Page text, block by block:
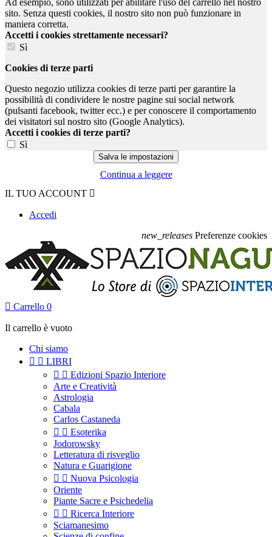
Ad esempio, sono utilizzati per abilitare l'uso del carrello nel nostro
sito. Senza questi cookies, il nostro sito non può funzionare in
maniera corretta.
Accetti i cookies strettamente necessari?
Sì
Cookies di terze parti
Questo negozio utilizza cookies di terze parti per garantire la
possibilità di condividere le nostre pagine sui social network
(pulsanti facebook, twitter ecc.) e per conoscere il comportamento
dei visitatori sul nostro sito (Google Analytics).
Accetti i cookies di terze parti?
Sì
Continua a leggere
IL TUO ACCOUNT 
Accedi
new_releases Preferenze cookies
 Carrello 0
Il carrello è vuoto
Chi siamo
  LIBRI
  Edizioni Spazio Interiore
Arte e Creatività
Astrologia
Cabala
Carlos Castaneda
  Esoterika
Jodorowsky
Letteratura di risveglio
Natura e Guarigione
  Nuova Psicologia
Oriente
Piante Sacre e Psichedelia
  Ricerca Interiore
Sciamanesimo